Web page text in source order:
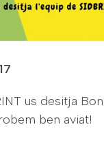
us desitja
ben aviat!